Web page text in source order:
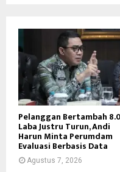
Pelanggan Bertambah
Laba Justru Turun, Andi
Harun Minta Perumdam
Evaluasi Berbasis Data
Agustus 7, 2026